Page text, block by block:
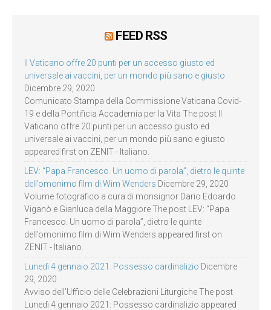
FEED RSS
Il Vaticano offre 20 punti per un accesso giusto ed
universale ai vaccini, per un mondo più sano e giusto
Dicembre 29, 2020
Comunicato Stampa della Commissione Vaticana Covid-
19 e della Pontificia Accademia per la Vita The post Il
Vaticano offre 20 punti per un accesso giusto ed
universale ai vaccini, per un mondo più sano e giusto
appeared first on ZENIT - Italiano.
LEV: “Papa Francesco. Un uomo di parola”, dietro le quinte
dell’omonimo film di Wim Wenders Dicembre 29, 2020
Volume fotografico a cura di monsignor Dario Edoardo
Viganò e Gianluca della Maggiore The post LEV: “Papa
Francesco. Un uomo di parola”, dietro le quinte
dell’omonimo film di Wim Wenders appeared first on
ZENIT - Italiano.
Lunedì 4 gennaio 2021: Possesso cardinalizio Dicembre
29, 2020
Avviso dell’Ufficio delle Celebrazioni Liturgiche The post
Lunedì 4 gennaio 2021: Possesso cardinalizio appeared